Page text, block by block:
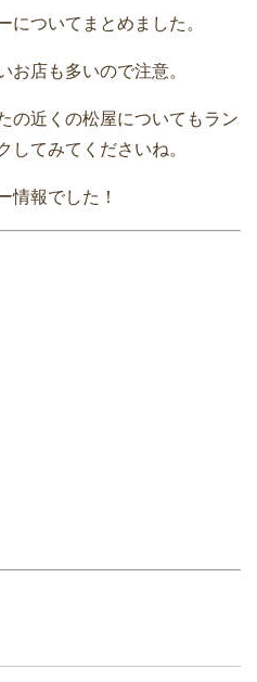
についてまとめました。
お店も多いので注意。
の近くの松屋についてもラン
してみてくださいね。
情報でした！